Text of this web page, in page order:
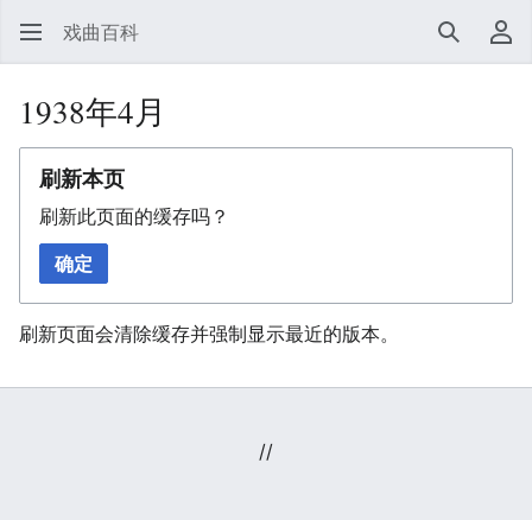
戏曲百科 搜索 用
1938年4月
刷新本页
刷新此页面的缓存吗？
确定
刷新页面会清除缓存并强制显示最近的版本。
//